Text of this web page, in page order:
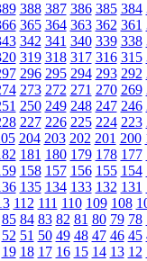
388 387 386 385 384
365 364 363 362 361
342 341 340 339 338
319 318 317 316 315
296 295 294 293 292
273 272 271 270 269
250 249 248 247 246
227 226 225 224 223
204 203 202 201 200
181 180 179 178 177
158 157 156 155 154
135 134 133 132 131
112 111 110 109 108
85 84 83 82 81 80 79 78
52 51 50 49 48 47 46 45
19 18 17 16 15 14 13 12